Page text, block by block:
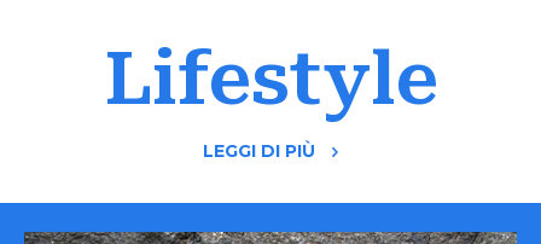
Lifestyle
LEGGI DI PIÙ